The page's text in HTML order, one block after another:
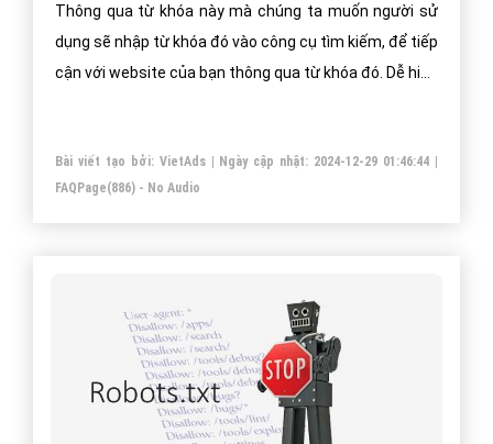
Thông qua từ khóa này mà chúng ta muốn người sử
dụng sẽ nhập từ khóa đó vào công cụ tìm kiếm, để tiếp
cận với website của bạn thông qua từ khóa đó. Dễ hiểu
kiếm của mình.
Bài viết tạo bởi: VietAds| Ngày cập nhật: 2024-12-29 01:46:44 |
FAQPage(886) - No Audio